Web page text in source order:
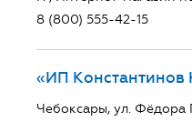
8 (800) 555-42-15
«ИП Константинов
Чебоксары, ул. Фёдора